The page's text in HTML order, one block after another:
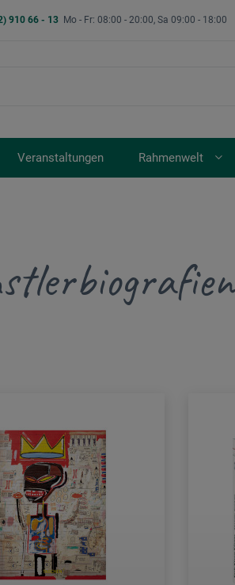
910 66 - 13 Mo - Fr: 08:00 - 20:00, Sa 09:00 - 18:00
Veranstaltungen Rahmenwelt